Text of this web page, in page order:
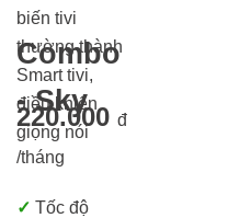
biến tivi
thường thành
Smart tivi,
điều khiển
giọng nói
Combo
- Sky
220.000 đ
/tháng
✓ Tốc độ